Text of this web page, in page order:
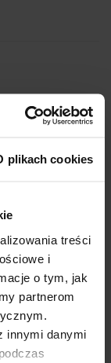
plikach cookies
treści
i
o tym, jak
partnerom
innymi danymi
(0)
RB 42 50320
cyfrowym
lub w